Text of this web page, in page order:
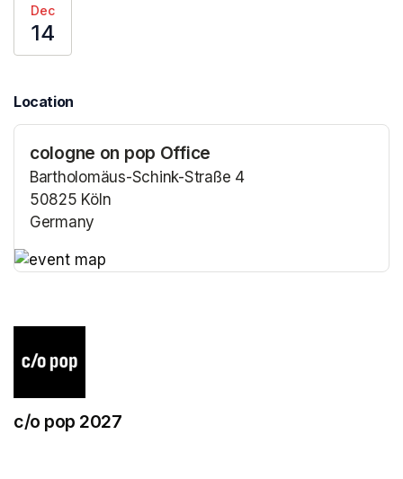
Dec
14
Location
cologne on pop Office
Bartholomäus-Schink-Straße 4
50825 Köln
Germany
c/o pop 2027